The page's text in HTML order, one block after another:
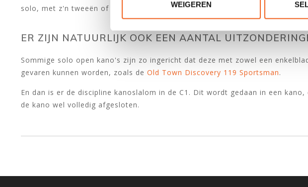
WEIGEREN
solo, met z'n tweeën of drieën gevaren worden.
ER ZIJN NATUURLIJK OOK EEN AANTAL
Sommige solo open kano's zijn zo ingericht dat deze met zowel een
gevaren kunnen worden, zoals de Old Town Discovery 119 Sportsman.
En dan is er de discipline kanoslalom in de C1. Dit wordt gedaan in een
de kano wel volledig afgesloten.